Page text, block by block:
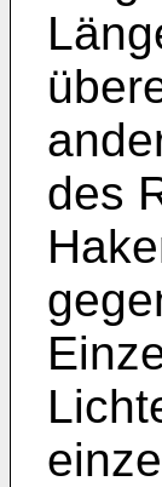
des